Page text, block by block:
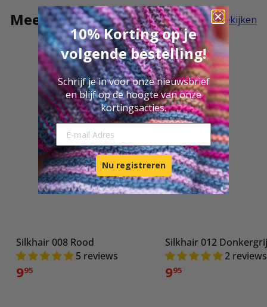
Meer Silkhair Alles bekijken
Silkhair 008 Rood
5 reviews
995
Silkhair 012
2 reviews
995
10% Korting op je
volgende bestelling!
Schrijf je in voor onze nieuwsbrief
en blijf op de hoogte van onze
kortingsacties.
E-mail Adresse
Nu registreren